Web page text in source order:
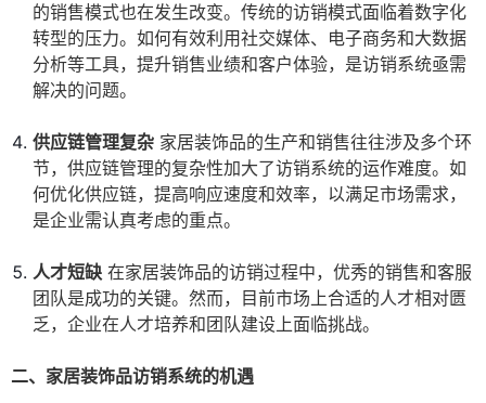
的销售模式也在发生改变。传统的访销模式面临着数字化
转型的压力。如何有效利用社交媒体、电子商务和大数据
分析等工具，提升销售业绩和客户体验，是访销系统亟需
解决的问题。
供应链管理复杂 家居装饰品的生产和销售往往涉及多个环
节，供应链管理的复杂性加大了访销系统的运作难度。如
何优化供应链，提高响应速度和效率，以满足市场需求，
是企业需认真考虑的重点。
人才短缺 在家居装饰品的访销过程中，优秀的销售和客服
团队是成功的关键。然而，目前市场上合适的人才相对匮
乏，企业在人才培养和团队建设上面临挑战。
二、家居装饰品访销系统的机遇